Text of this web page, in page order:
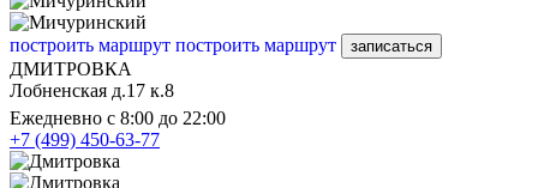
построить маршрут построить маршрут записаться
ДМИТРОВКА
Лобненская д.17 к.8
Ежедневно с 8:00 до 22:00
+7 (499) 450-63-77